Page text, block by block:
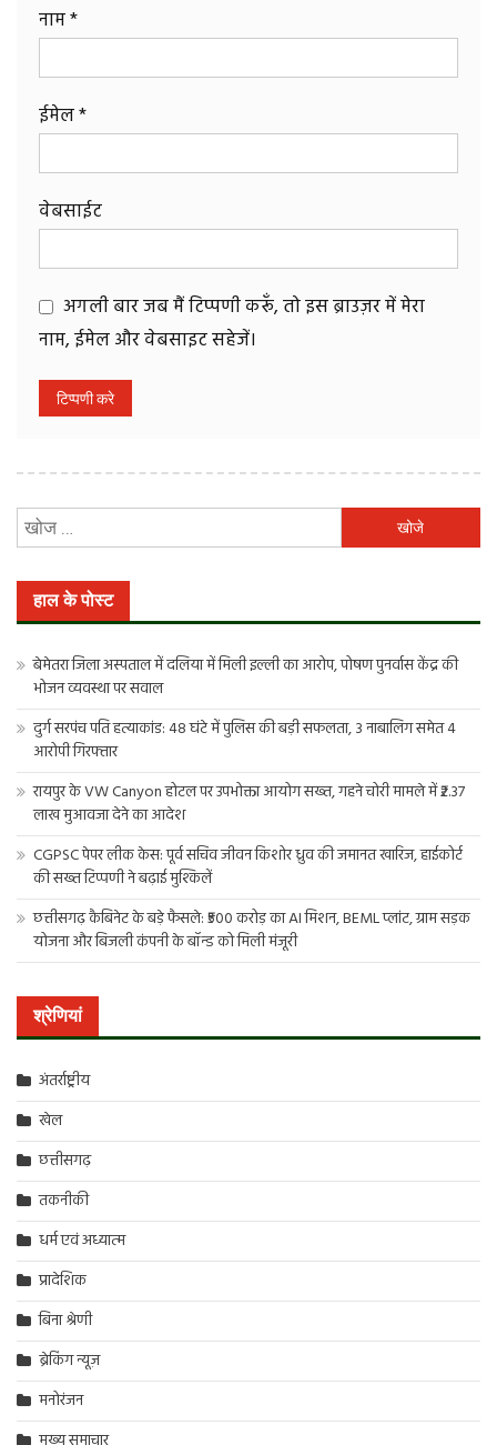
नाम*
ईमेल*
वेबसाईट
अगली बार जब मैं टिप्पणी करूँ, तो इस ब्राउज़र में मेरा
नाम, ईमेल और वेबसाइट सहेजें।
को
हाल के पोस्ट
बेमेतरा जिला अस्पताल में दलिया में मिली इल्ली का आरोप, पोषण पुनर्वास केंद्र की
भोजन व्यवस्था पर सवाल
दुर्ग सरपंच पति हत्याकांड: 48 घंटे में पुलिस की बड़ी सफलता, 3 नाबालिग समेत 4
आरोपी गिरफ्तार
रायपुर के VW Canyon होटल पर उपभोक्ता आयोग सख्त, गहने चोरी मामले में ₹2.37
लाख मुआवजा देने का आदेश
CGPSC पेपर लीक केस: पूर्व सचिव जीवन किशोर ध्रुव की जमानत खारिज, हाईकोर्ट
की सख्त टिप्पणी ने बढ़ाई मुश्किलें
छत्तीसगढ़ कैबिनेट के बड़े फैसले: ₹500 करोड़ का AI मिशन, BEML प्लांट, ग्राम सड़क
योजना और बिजली कंपनी के बॉन्ड को मिली मंजूरी
श्रेणियां
अंतर्राष्ट्रीय
खेल
छत्तीसगढ़
तकनीकी
धर्म एवं अध्यात्म
प्रादेशिक
बिना श्रेणी
ब्रेकिंग न्यूज़
मनोरंजन